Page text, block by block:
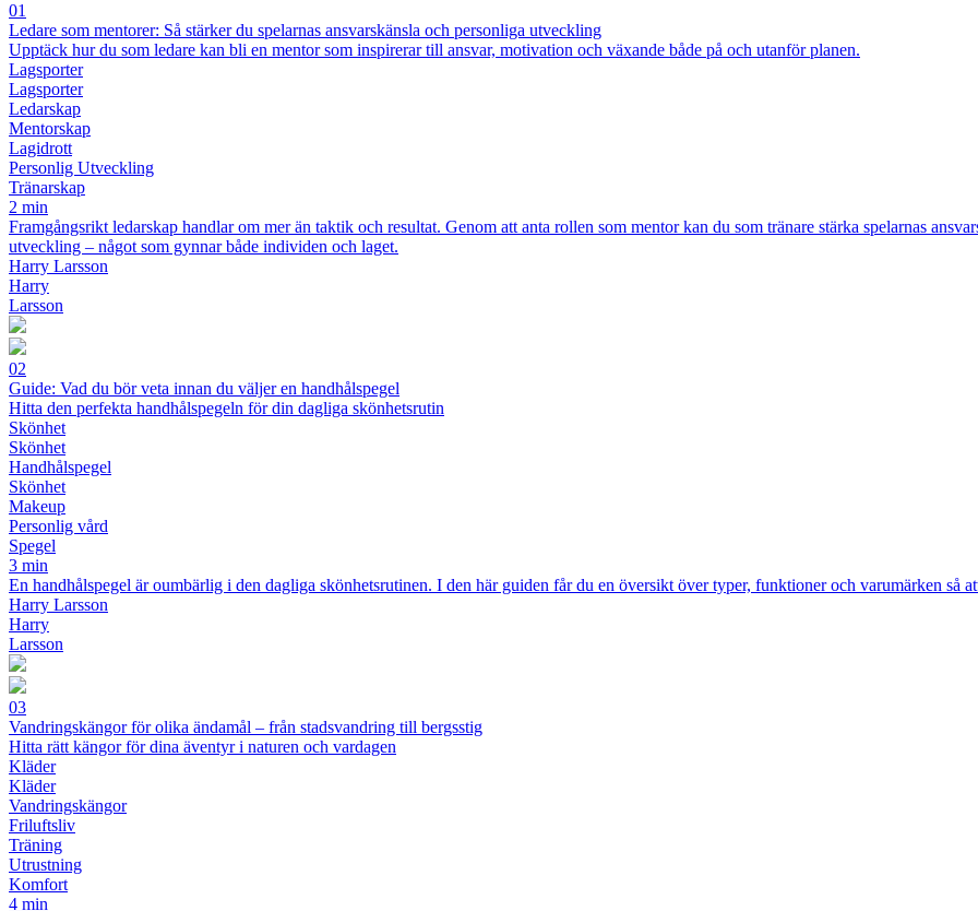
01
Ledare som mentorer: Så stärker du spelarnas ansvarskänsla och personliga utveckling
Upptäck hur du som ledare kan bli en mentor som inspirerar till ansvar, motivation och växande både på och utanför planen.
Lagsporter
Lagsporter
Ledarskap
Mentorskap
Lagidrott
Personlig Utveckling
Tränarskap
2 min
Framgångsrikt ledarskap handlar om mer än taktik och resultat. Genom att anta rollen som mentor kan du som tränare stärka spelarnas
utveckling – något som gynnar både individen och laget.
Harry Larsson
Harry
Larsson
02
Guide: Vad du bör veta innan du väljer en handhålspegel
Hitta den perfekta handhålspegeln för din dagliga skönhetsrutin
Skönhet
Skönhet
Handhålspegel
Skönhet
Makeup
Personlig vård
Spegel
3 min
En handhålspegel är oumbärlig i den dagliga skönhetsrutinen. I den här guiden får du en översikt över typer, funktioner och varumärken så
Harry Larsson
Harry
Larsson
03
Vandringskängor för olika ändamål – från stadsvandring till bergsstig
Hitta rätt kängor för dina äventyr i naturen och vardagen
Kläder
Kläder
Vandringskängor
Friluftsliv
Träning
Utrustning
Komfort
4 min